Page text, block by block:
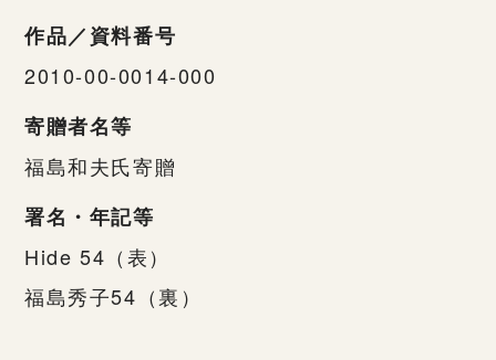
作品／資料番号
2010-00-0014-000
寄贈者名等
福島和夫氏寄贈
署名・年記等
Hide 54（表）
福島秀子54（裏）